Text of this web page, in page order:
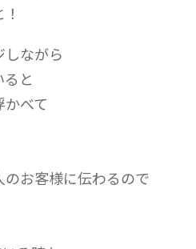
ながら
と
べて
お客様に伝わるので